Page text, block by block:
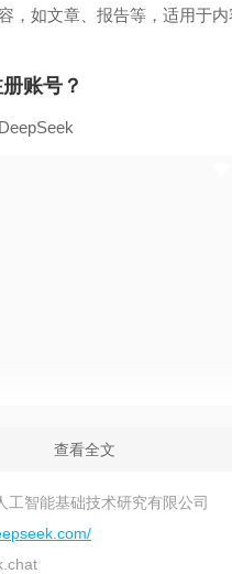
，如文章、报告等，适用于
账号？
查看全文
工智能基础技术研究有限公司